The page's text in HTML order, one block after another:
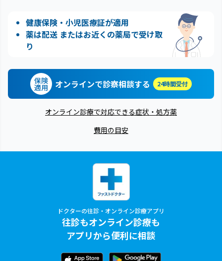
健康保険・小児医療証が適用
薬は配送 またはお近くの薬局で受け取
り
保険
適用 オンラインで診察相談する 24時間受付
オンライン診療で対応できる症状・処方薬
費用の目安
ドクターの往診・オンライン診療アプリ
往診もオンライン診療も
アプリから便利に相談